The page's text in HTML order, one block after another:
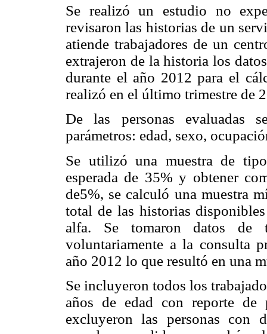
Se realizó un estudio no
revisaron las historias de un
atiende trabajadores de un
extrajeron de la historia los
durante el año 2012 para el
realizó en el último trimestre de
De las personas evaluadas
parámetros: edad, sexo,
Se utilizó una muestra de
esperada de 35% y obtener
de5%, se calculó una muestra
total de las historias
alfa. Se tomaron datos de
voluntariamente a la consulta
año 2012 lo que resultó en una
Se incluyeron todos los
años de edad con reporte
excluyeron las personas con